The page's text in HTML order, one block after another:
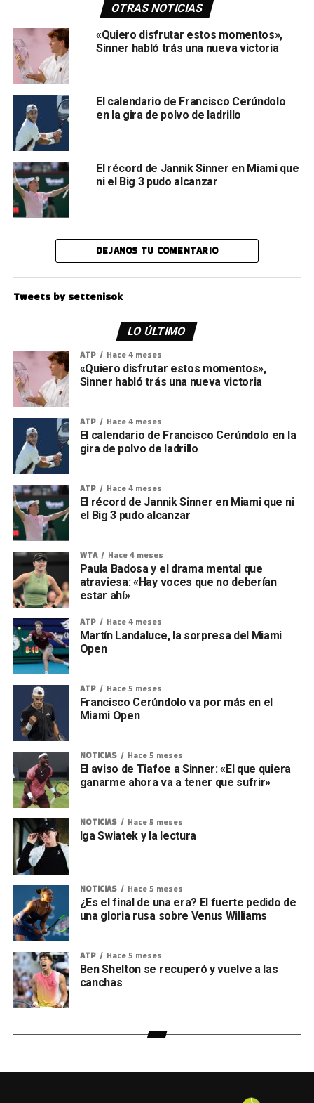
OTRAS NOTICIAS
«Quiero disfrutar estos momentos»,
Sinner habló trás una nueva victoria
El calendario de Francisco Cerúndolo
en la gira de polvo de ladrillo
El récord de Jannik Sinner en Miami que
ni el Big 3 pudo alcanzar
DEJANOS TU COMENTARIO
Tweets by settenisok
LO ÚLTIMO
ATP Hace 4 meses
«Quiero disfrutar estos momentos»,
Sinner habló trás una nueva victoria
ATP Hace 4 meses
El calendario de Francisco Cerúndolo en la
gira de polvo de ladrillo
ATP Hace 4 meses
El récord de Jannik Sinner en Miami que ni
el Big 3 pudo alcanzar
WTA Hace 4 meses
Paula Badosa y el drama mental que
atraviesa: «Hay voces que no deberían
estar ahí»
ATP Hace 4 meses
Martín Landaluce, la sorpresa del Miami
Open
ATP Hace 5 meses
Francisco Cerúndolo va por más en el
Miami Open
NOTICIAS Hace 5 meses
El aviso de Tiafoe a Sinner: «El que quiera
ganarme ahora va a tener que sufrir»
NOTICIAS Hace 5 meses
Iga Swiatek y la lectura
NOTICIAS Hace 5 meses
¿Es el final de una era? El fuerte pedido de
una gloria rusa sobre Venus Williams
ATP Hace 5 meses
Ben Shelton se recuperó y vuelve a las
canchas